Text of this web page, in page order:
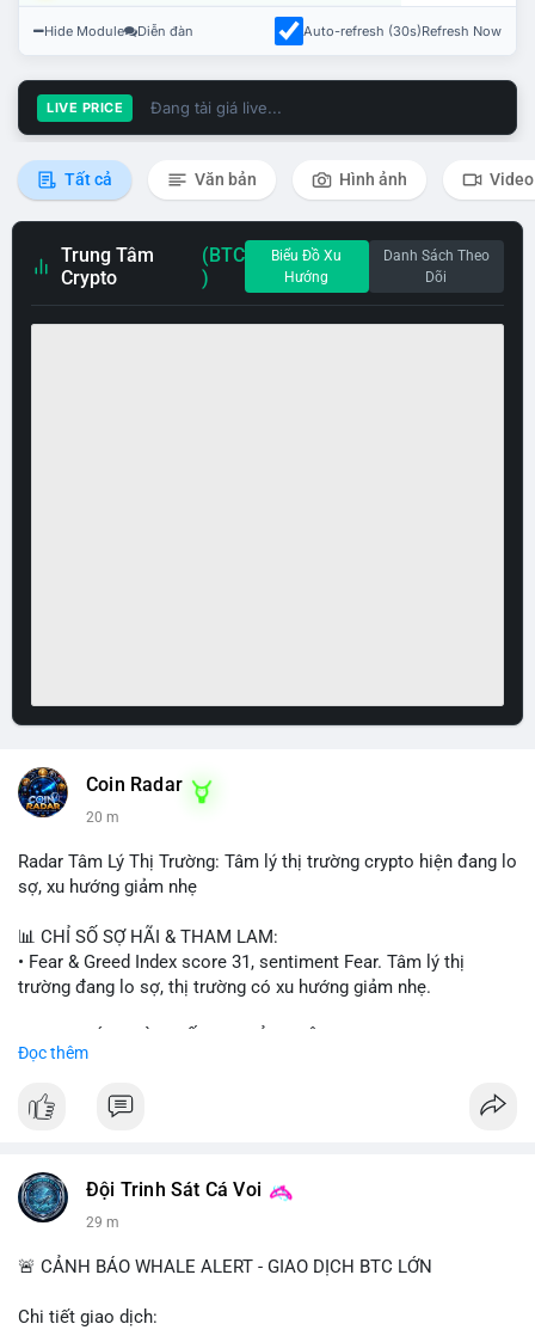
Hide Module Diễn đàn Auto-refresh (30s)Refresh Now
LIVE PRICE Đang tải giá live...
Tất cả Văn bản Hình ảnh Video
Trung Tâm
Crypto
(BTC
)
Biểu Đồ Xu
Hướng
Danh Sách Theo
Dõi
Coin Radar
20 m
Radar Tâm Lý Thị Trường: Tâm lý thị trường crypto hiện đang lo
sợ, xu hướng giảm nhẹ
📊 CHỈ SỐ SỢ HÃI & THAM LAM:
• Fear & Greed Index score 31, sentiment Fear. Tâm lý thị
trường đang lo sợ, thị trường có xu hướng giảm nhẹ.
• CoinGecko trending coins: Tutorial, Pudgy Penguins, IoTeX,
• LunarCrush trending topics: Ethereum, Solana, Dogecoin,
crypto interest.
• Telegram CoinTelegraph: xAI release, Cloudflare Kitesurf, EU
• Binance announcements: Apple/IBM dividend via bStocks,
Đọc thêm
Đội Trinh Sát Cá Voi
29 m
🚨 CẢNH BÁO WHALE ALERT - GIAO DỊCH BTC LỚN
Chi tiết giao dịch: